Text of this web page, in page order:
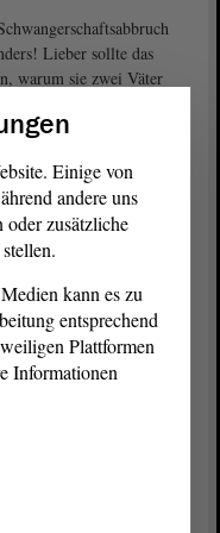
Lieber sollte das
warum sie zwei Väter
der Linken sei reine
GRÜNEN)
einzig um ihre Umsätze
allein die Information
StGB geahndet werden
im Internet Listen mit
zeigte sich aber
Einige von
andere uns
oder zusätzliche
kann es zu
entsprechend
Plattformen
Informationen